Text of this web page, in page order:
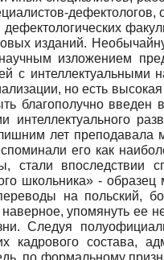
дефектологов,
изданий.
изложением
с интеллектуальными
но есть
благополучно введен
лет преподавала
его как
впоследствии
школьника» -
на польский,
упомянуть ее
Следуя
состава,